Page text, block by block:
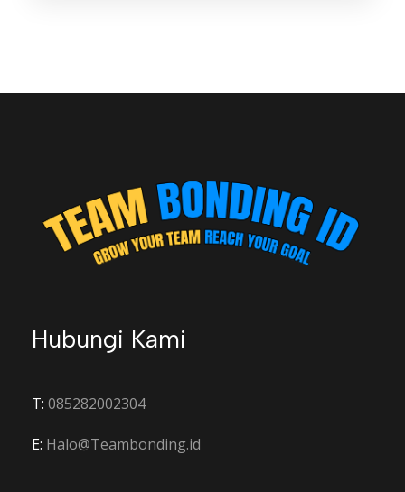
Sewa Lokasi
Game Master
Hubungi Kami
T: 085282002304
E: Halo@Teambonding.id